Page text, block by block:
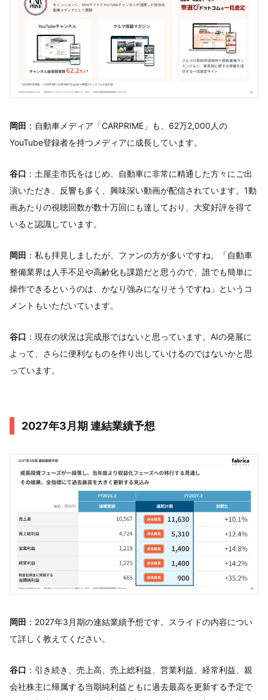
岡田 ：自動車メディア「CARPRIME」も、62万2,000人の
YouTube登録者を持つメディアに成長しています。
谷口 ：土屋圭市氏をはじめ、自動車に非常に精通した方々にご出
演いただき、反響も多く、興味深い動画が配信されています。1動
画あたりの視聴回数が数十万回にも達しており、大変好評を得て
いると認識しています。
岡田 ：私も拝見しましたが、ファンの方が多いですね。「自動車
整備業界は人手不足や高齢化も課題だと思うので、誰でも簡単に
操作できるというのは、かなり強みになりそうですね」というコ
メントもいただいています。
谷口 ：現在の状況は完成形ではないと思っています。AIの発展に
よって、さらに便利なものを作り出していけるのではないかと思
っています。
2027年3月期 連結業績予想
岡田 ：2027年3月期の連結業績予想です。スライドの内容につい
て詳しく教えてください。
谷口 ：引き続き、売上高、売上総利益、営業利益、経常利益、親
会社株主に帰属する当期純利益ともに過去最高を更新する予定で